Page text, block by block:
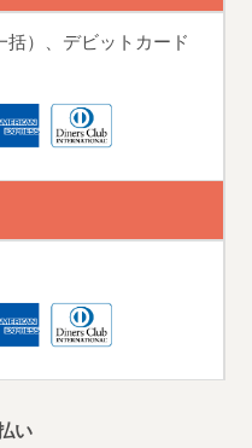
）、デビットカード
い